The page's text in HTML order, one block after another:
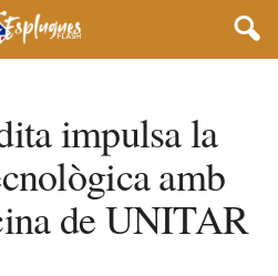
impulsa la
amb
de UNITAR